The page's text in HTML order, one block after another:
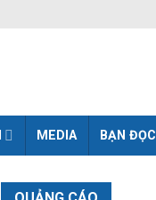
MEDIA BẠN ĐỌC